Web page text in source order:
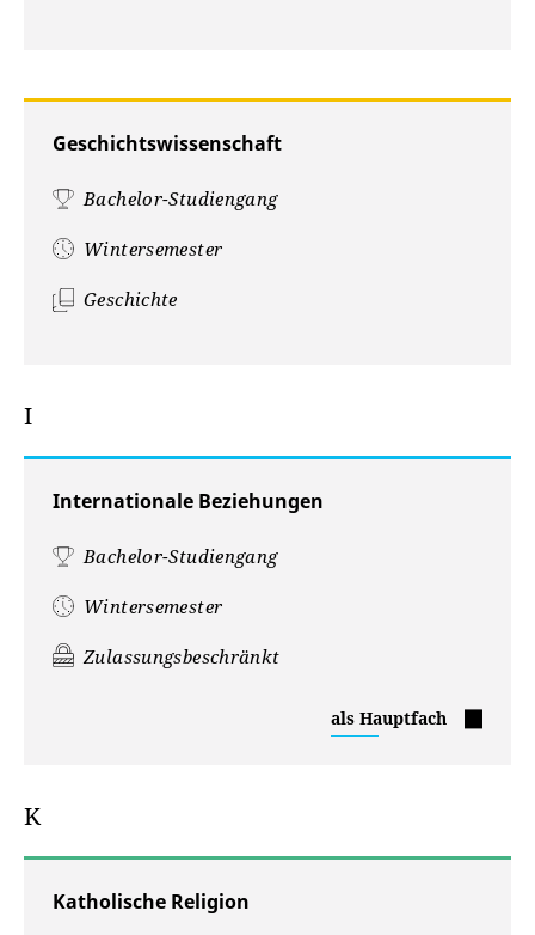
Geschichtswissenschaft
Bachelor-Studiengang
Wintersemester
Geschichte
I
Internationale Beziehungen
Bachelor-Studiengang
Wintersemester
Zulassungsbeschränkt
Internationale
Beziehungen
als Hauptfach
K
Katholische Religion